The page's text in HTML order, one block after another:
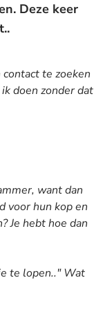
Deze keer
te zoeken
doen zonder dat
want dan
voor hun kop en
Je hebt hoe dan
te lopen.."Wat